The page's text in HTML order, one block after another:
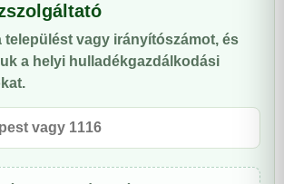
települést vagy irányítószámot, és
a helyi hulladékgazdálkodási